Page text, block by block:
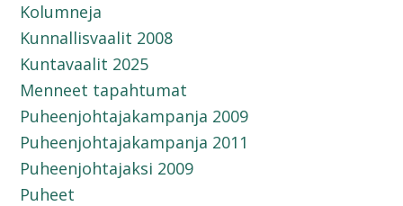
Kolumneja
Kunnallisvaalit 2008
Kuntavaalit 2025
Menneet tapahtumat
Puheenjohtajakampanja 2009
Puheenjohtajakampanja 2011
Puheenjohtajaksi 2009
Puheet